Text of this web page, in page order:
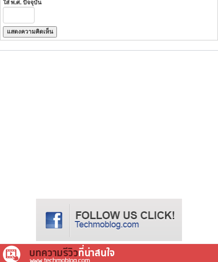
ใส่ พ.ศ. ปัจจุบัน